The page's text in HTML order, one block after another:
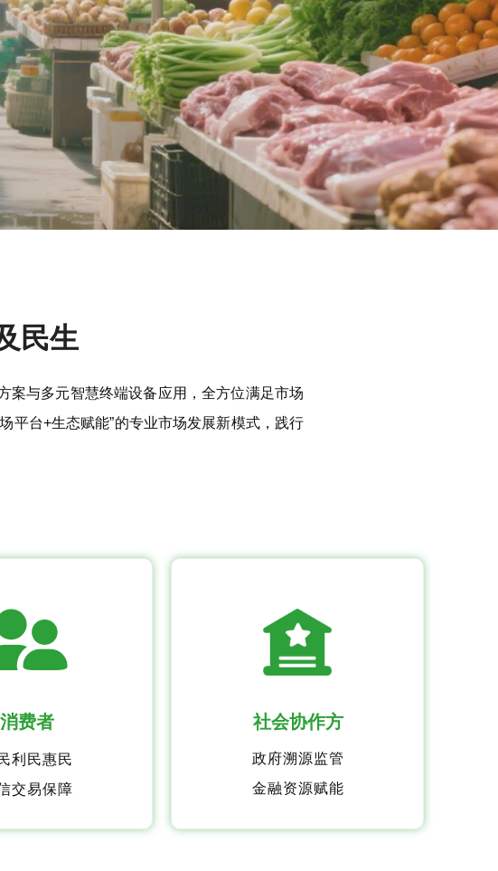
民生
案与多元智慧终端设备应用，全方位满足市场
平台+生态赋能”的专业市场发展新模式，践行
消费者
利民惠民
交易保障
社会协作方
政府溯源监管
金融资源赋能